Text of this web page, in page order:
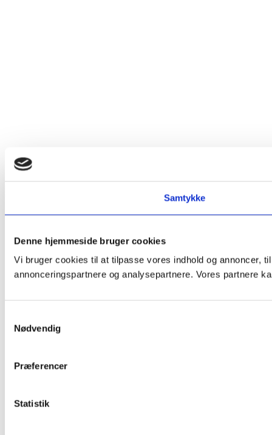
Samtykke
Denne hjemmeside bruger cookies
Vi bruger cookies til at tilpasse vores indhold og annoncer,
annonceringspartnere og analysepartnere. Vores partnere
Nødvendig
Præferencer
Statistik